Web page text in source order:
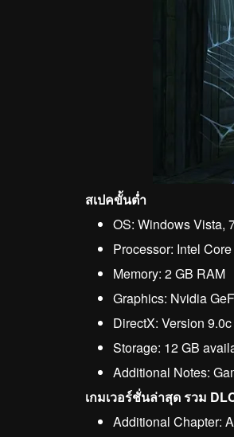
สเปคขั้นต่ำ
OS: Windows Vista,
Processor: Intel
Memory: 2 GB RAM
Graphics: Nvidia
DirectX: Version 9.0c
Storage: 12 GB
Additional Notes:
เกมเวอร์ชั่นล่าสุด รวม
Additional Chapter: